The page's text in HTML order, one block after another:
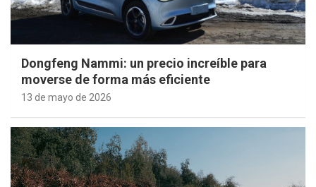
Dongfeng Nammi: un precio increíble para
moverse de forma más eficiente
13 de mayo de 2026